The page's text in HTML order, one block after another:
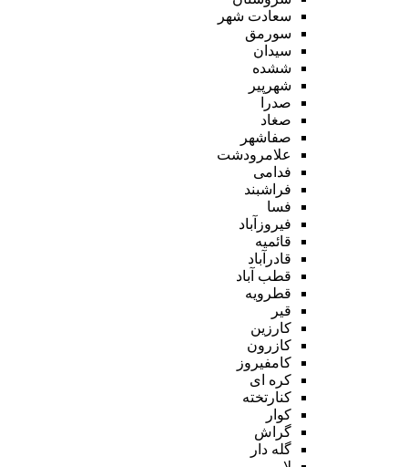
سعادت شهر
سورمق
سیدان
ششده
شهرپیر
صدرا
صغاد
صفاشهر
علامرودشت
فدامی
فراشبند
فسا
فیروزآباد
قائمیه
قادرآباد
قطب آباد
قطرویه
قیر
کارزین
کازرون
کامفیروز
کره ای
کنارتخته
کوار
گراش
گله دار